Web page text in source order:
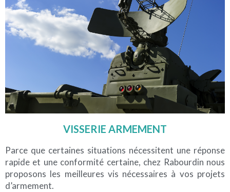
VISSERIE ARMEMENT
Parce que certaines situations nécessitent une réponse
rapide et une conformité certaine, chez Rabourdin nous
proposons les meilleures vis nécessaires à vos projets
d’armement.